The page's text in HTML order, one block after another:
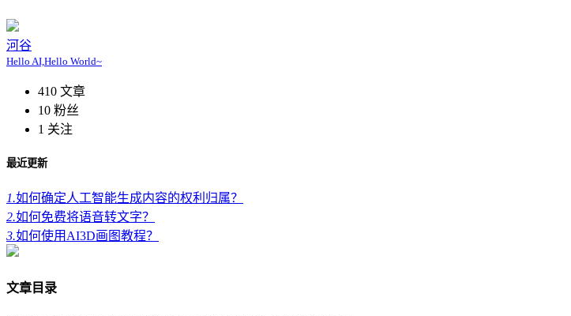
河谷
Hello AI,Hello World~
410 文章
10 粉丝
1 关注
最近更新
1.如何确定人工智能生成内容的权利归属？
2.如何免费将语音转文字？
3.如何使用AI3D画图教程？
文章目录